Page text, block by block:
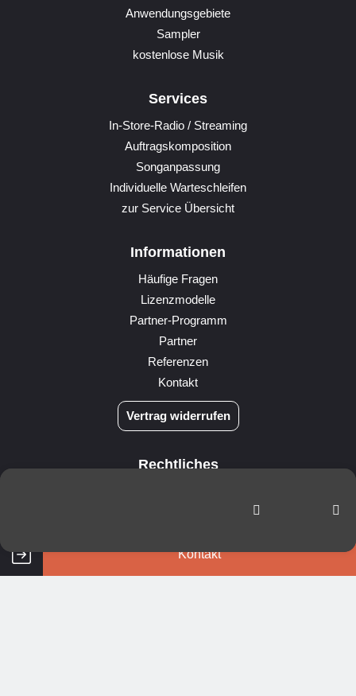
Anwendungsgebiete
Sampler
kostenlose Musik
Services
In-Store-Radio / Streaming
Auftragskomposition
Songanpassung
Individuelle Warteschleifen
zur Service Übersicht
Informationen
Häufige Fragen
Lizenzmodelle
Partner-Programm
Partner
Referenzen
Kontakt
Vertrag widerrufen
Rechtliches
Versand- & Zahlungsbedingungen
Datenschutz
Widerrufsrecht
Kontakt